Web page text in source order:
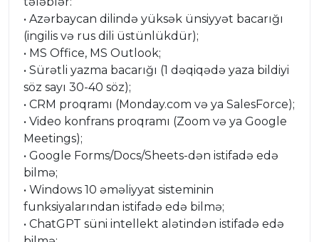
• Azərbaycan dilində yüksək ünsiyyət bacarığı
(ingilis və rus dili üstünlükdür);
• MS Office, MS Outlook;
• Sürətli yazma bacarığı (1 dəqiqədə yaza bildiyi
söz sayı 30-40 söz);
• CRM proqramı (Monday.com və ya SalesForce);
• Video konfrans proqramı (Zoom və ya Google
Meetings);
• Google Forms/Docs/Sheets-dən istifadə edə
bilmə;
• Windows 10 əməliyyat sisteminin
funksiyalarından istifadə edə bilmə;
• ChatGPT süni intellekt alətindən istifadə edə